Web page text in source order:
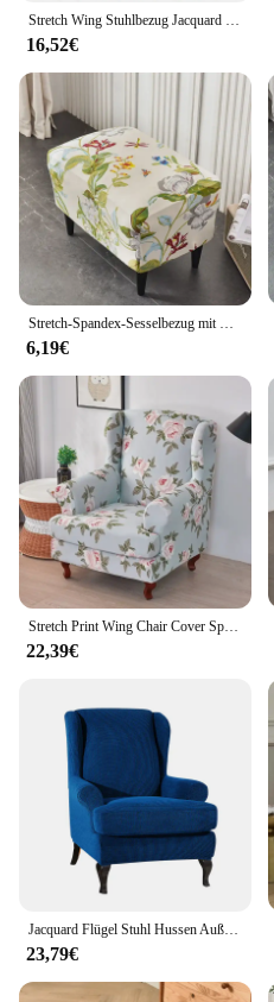
Stretch Wing Stuhlbezug Jacquard Wingback Sofa Schonbezug Elastischer Sessel Schonbezug mit Kissenbezug Möbelschutz
16,52€
Stretch-Spandex-Sesselbezug mit Blumenmuster, Flügelstuhlbezüge, staubdicht, waschbar, Sofa-Schonbezüge mit Sitzkissen-Schonbezug
6,19€
Stretch Print Wing Chair Cover Spandex Elastic Sessel Covers Europe Wingback Relax Sofa Slipcovers mit Sitzkissenbezug
22,39€
Jacquard Flügel Stuhl Hussen Außenverteidiger Sessel Abdeckungen mit Ohren Stretch 2 Stück Flügel Sofa Abdeckung Möbel Protector
23,79€